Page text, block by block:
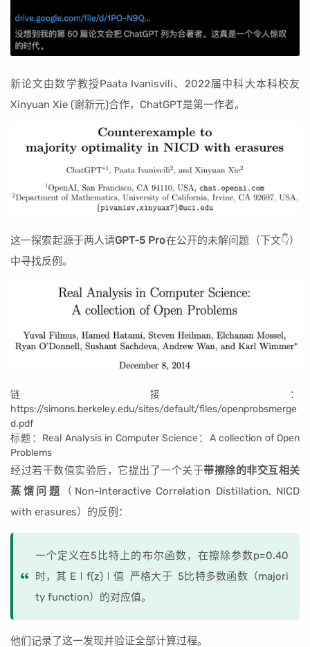
新论文由数学教授Paata Ivanisvili、2022届中科大本科校友
Xinyuan Xie (谢新元)合作，ChatGPT是第一作者。
这一探索起源于两人请GPT-5 Pro在公开的未解问题（下文👇）
中寻找反例。
链接：
https://simons.berkeley.edu/sites/default/files/openprobsmerge
d.pdf
标题：Real Analysis in Computer Science：A collection of Open
Problems
经过若干数值实验后，它提出了一个关于带擦除的非交互相关
蒸馏问题
（Non-Interactive Correlation Distillation, NICD
with erasures）的反例：
一个定义在5比特上的布尔函数，在擦除参数p=0.40
时，其 E∣f(z)∣值 严格大于 5比特多数函数（majori
ty function）的对应值。
他们记录了这一发现并验证全部计算过程。